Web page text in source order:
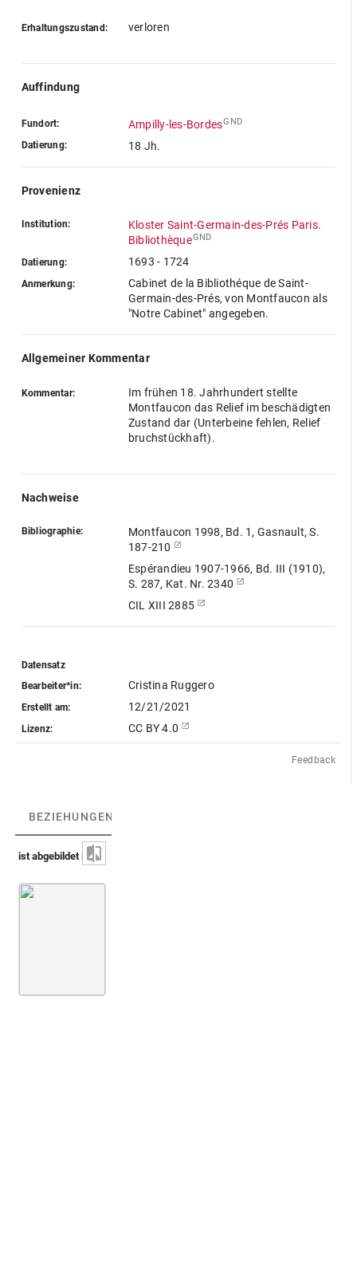
Erhaltungszustand: verloren
Auffindung
Fundort: Ampilly-les-BordesGND
Datierung: 18 Jh.
Provenienz
Institution:
Kloster Saint-Germain-des-Prés Paris.
BibliothèqueGND
Datierung: 1693 - 1724
Anmerkung:
Cabinet de la Bibliothéque de Saint-
Germain-des-Prés, von Montfaucon als
"Notre Cabinet" angegeben.
Allgemeiner Kommentar
Kommentar:
Im frühen 18. Jahrhundert stellte
Montfaucon das Relief im beschädigten
Zustand dar (Unterbeine fehlen, Relief
bruchstückhaft).
Nachweise
Bibliographie:
Montfaucon 1998, Bd. 1, Gasnault, S.
187-210
Espérandieu 1907-1966, Bd. III (1910),
S. 287, Kat. Nr. 2340
CIL XIII 2885
Datensatz
Bearbeiter*in:
Cristina Ruggero
Erstellt am: 12/21/2021
Lizenz: CC BY 4.0
Feedback
BEZIEHUNGEN
ist abgebildet in